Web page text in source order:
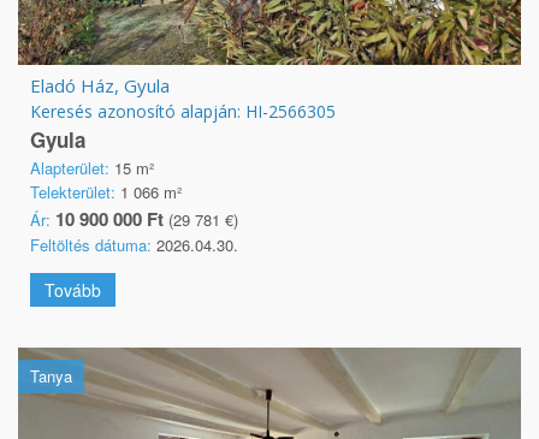
Eladó Ház, Gyula
Keresés azonosító alapján: HI-2566305
Gyula
Alapterület: 15 m²
Telekterület: 1 066 m²
Ár: 10 900 000 Ft (29 781 €)
Feltöltés dátuma: 2026.04.30.
Tovább
Tanya